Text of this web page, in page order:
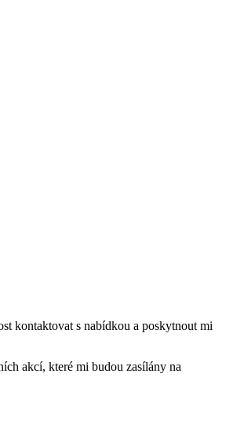
kontaktovat s nabídkou a poskytnout mi
akcí, které mi budou zasílány na